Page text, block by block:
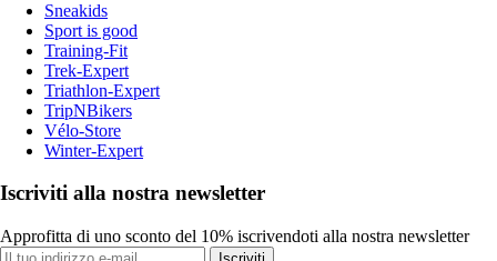
Sneakids
Sport is good
Training-Fit
Trek-Expert
Triathlon-Expert
TripNBikers
Vélo-Store
Winter-Expert
Iscriviti alla nostra newsletter
Approfitta di uno sconto del 10% iscrivendoti alla nostra newsletter